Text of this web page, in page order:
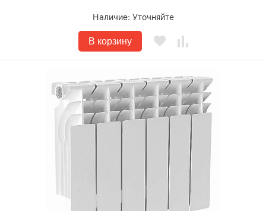
Наличие: Уточняйте
В корзину